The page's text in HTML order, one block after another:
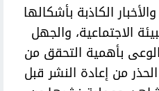
الكاذبة بأشكالها
الاجتماعية، والجهل
بأهمية التحقق من
من إعادة النشر قبل